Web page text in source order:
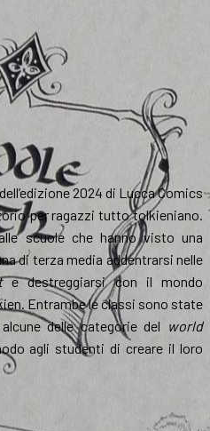
2024 di Lucca Comics
per ragazzi tutto tolkieniano.
scuole che hanno visto una
di terza media addentrarsi nelle
e destreggiarsi con il mondo
Entrambe le classi sono state
delle categorie del world
agli studenti di creare il loro